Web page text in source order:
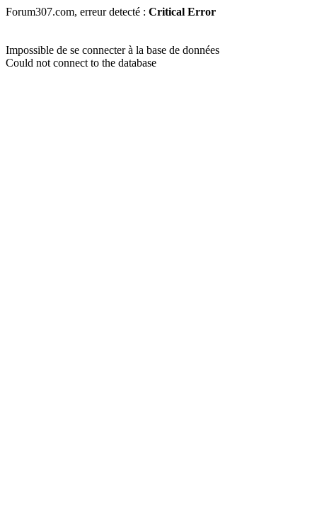
Forum307.com, erreur detecté : Critical Error
Impossible de se connecter à la base de données
Could not connect to the database